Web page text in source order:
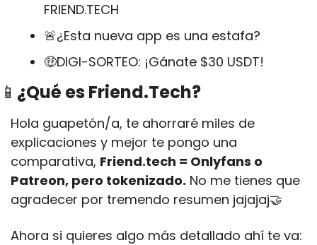
FRIEND.TECH
🚨¿Esta nueva app es una estafa?
🤑DIGI-SORTEO: ¡Gánate $30 USDT!
📱 ¿Qué es Friend.Tech?
Hola guapetón/a, te ahorraré miles de
explicaciones y mejor te pongo una
comparativa, Friend.tech = Onlyfans o
Patreon, pero tokenizado. No me tienes que
agradecer por tremendo resumen jajajaj🤝
Ahora si quieres algo más detallado ahí te va: